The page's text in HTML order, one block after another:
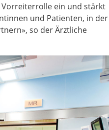
Vorreiterrolle ein und stärkt
und Patienten, in der
so der Ärztliche